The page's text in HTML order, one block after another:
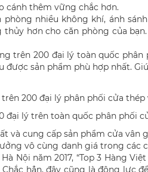
cánh thêm vững chắc hơn.
nhiều không khí, ánh
hơn cho căn phòng của
trên 200 đại lý toàn quốc
được sản phẩm phù hợp nhất.
đại lý trên toàn quốc phân phối
và cung cấp sản phẩm cửa
vô cùng danh giá trong các
Nội năm 2017, “Top 3 Hàng
hẳn, đây cũng là động